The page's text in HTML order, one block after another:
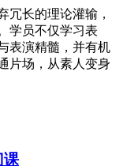
冗长的理论灌输，
学员不仅学习表
表演精髓，并有机
片场，从素人变身
课